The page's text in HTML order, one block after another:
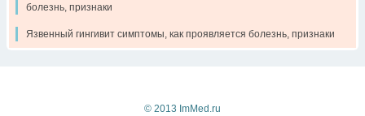
болезнь, признаки
Язвенный гингивит симптомы, как проявляется болезнь, признаки
© 2013 ImMed.ru